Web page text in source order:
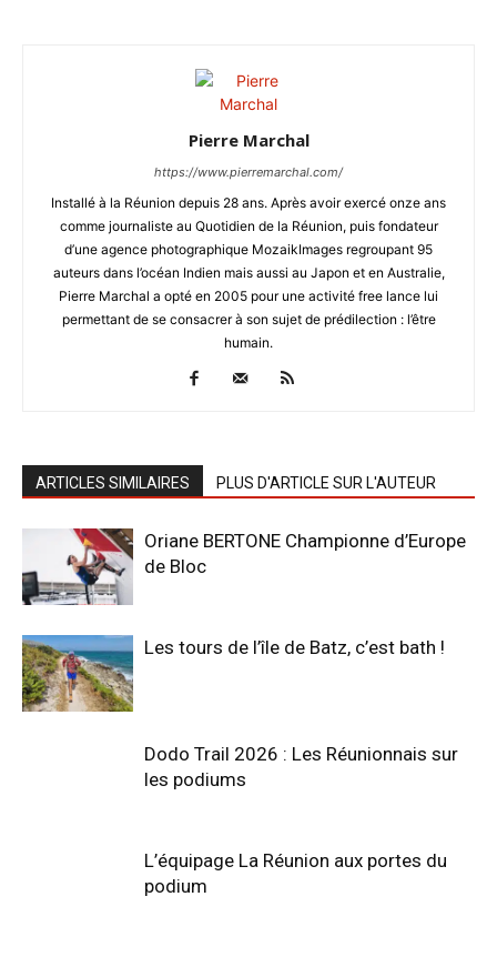
Pierre Marchal
https://www.pierremarchal.com/
Installé à la Réunion depuis 28 ans. Après avoir exercé onze ans
comme journaliste au Quotidien de la Réunion, puis fondateur
d’une agence photographique MozaikImages regroupant 95
auteurs dans l’océan Indien mais aussi au Japon et en Australie,
Pierre Marchal a opté en 2005 pour une activité free lance lui
permettant de se consacrer à son sujet de prédilection : l’être
humain.
ARTICLES SIMILAIRES PLUS D'ARTICLE SUR L'AUTEUR
Oriane BERTONE Championne d’Europe
de Bloc
Les tours de l’île de Batz, c’est bath !
Dodo Trail 2026 : Les Réunionnais sur
les podiums
L’équipage La Réunion aux portes du
podium